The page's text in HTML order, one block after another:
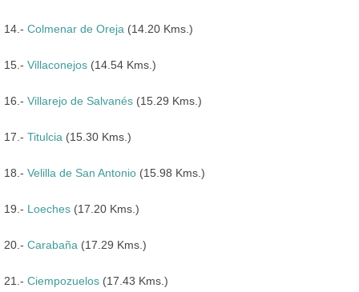
14.- Colmenar de Oreja (14.20 Kms.)
15.- Villaconejos (14.54 Kms.)
16.- Villarejo de Salvanés (15.29 Kms.)
17.- Titulcia (15.30 Kms.)
18.- Velilla de San Antonio (15.98 Kms.)
19.- Loeches (17.20 Kms.)
20.- Carabaña (17.29 Kms.)
21.- Ciempozuelos (17.43 Kms.)